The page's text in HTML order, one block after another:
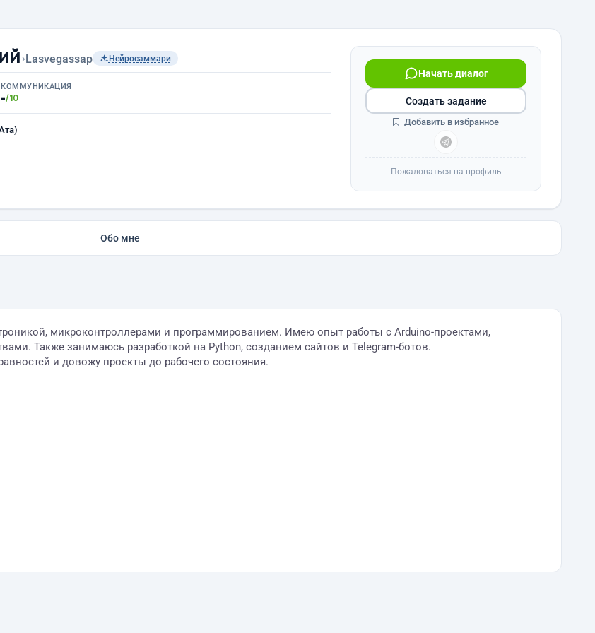
›Lasvegassap Нейросаммари
КОММУНИКАЦИЯ
-/10
Начать диалог
Создать задание
Добавить в избранное
Пожаловаться на профиль
Обо мне
микроконтроллерами и программированием. Имею опыт работы с Arduino-проектами,
Также занимаюсь разработкой на Python, созданием сайтов и Telegram-ботов.
и довожу проекты до рабочего состояния.